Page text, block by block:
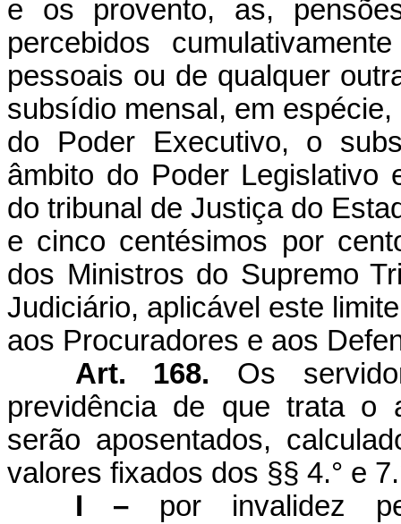
e os provento, as,
percebidos
pessoais ou de qualquer
subsídio mensal, em
do Poder Executivo, o
âmbito do Poder Legislativo
do tribunal de Justiça do
e cinco centésimos por
dos Ministros do Supremo
Judiciário, aplicável este
aos Procuradores e aos
Art. 168. Os
previdência de que trata
serão aposentados,
valores fixados dos §§ 4.° e
I – por invalidez